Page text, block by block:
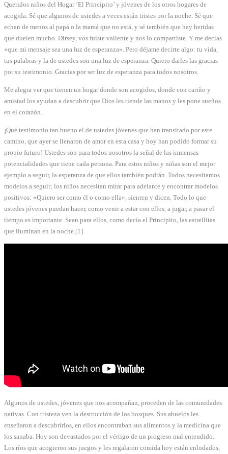
Queridos niños del Hogar ‘El Principito’ y jóvenes de los otros hogares de
acogida. Sé que algunos de ustedes a veces están tristes por la noche. Sé que
echan de menos al papá o la mamá que no está, y sé también que hay heridas
que duelen mucho. Dirsey, vos fuiste valiente y nos lo compartiste. Y me decías
«que mi mensaje sea una luz de esperanza». Pero déjame decirte algo: tu vida,
tus palabras y la de ustedes son una luz de esperanza. Quiero darles las gracias
por su testimonio. Gracias por ser luz de esperanza para todos nosotros.
Me alegra ver que tienen un hogar donde son acogidos, donde con cariño y
amistad los ayudan a descubrir que Dios les tiende las manos y les pone sueños
en el corazón.
¡Qué testimonio tan bueno el de ustedes jóvenes que han transitado por este
camino, que ayer se llenaron de amor en esta casa y hoy han podido formar su
propio futuro! Ustedes son para todos nosotros la señal de las inmensas
potencialidades que tiene cada persona. Para estos niños y niñas son el mejor
ejemplo a seguir, la esperanza de que ellos también podrán. Todos necesitamos
modelos a seguir; los niños necesitan mirar para adelante y encontrar modelos
positivos: «Quiero ser como él o como ella», sienten y dicen. Todo lo que
ustedes jóvenes puedan hacer, como venir a estar con ellos, a jugar, a pasar el
tiempo es importante. Sean para ellos, como decía el Principito, las estrellitas
que iluminan en la noche.[1]
Algunos de ustedes, jóvenes que nos acompañan, proceden de las comunidades
nativas. Con tristeza ven la destrucción de los bosques. Sus abuelos les
enseñaron a descubrirlos, en ellos encontraban sus alimentos y la medicina que
los sanaba. Hoy son devastados por el vértigo de un progreso mal entendido.
Los ríos que acogieron sus juegos y les regalaron comida hoy están enlodados,